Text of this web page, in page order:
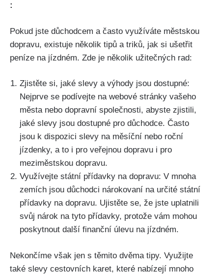
:
Pokud jste důchodcem a často využíváte městskou
dopravu, existuje několik tipů a triků, jak si ušetřit
peníze na jízdném. Zde je několik užitečných rad:
Zjistěte si, jaké slevy a výhody jsou dostupné:
Nejprve se podívejte na webové stránky vašeho
města nebo dopravní společnosti, abyste zjistili,
jaké slevy jsou dostupné pro důchodce. Často
jsou k dispozici slevy na měsíční nebo roční
jízdenky, a to i pro veřejnou dopravu i pro
meziměstskou dopravu.
Využívejte státní přídavky na dopravu: V mnoha
zemích jsou důchodci nárokovaní na určité státní
přídavky na dopravu. Ujistěte se, že jste uplatnili
svůj nárok na tyto přídavky, protože vám mohou
poskytnout další finanční úlevu na jízdném.
Nekončíme však jen s těmito dvěma tipy. Využijte
také slevy cestovních karet, které nabízejí mnoho